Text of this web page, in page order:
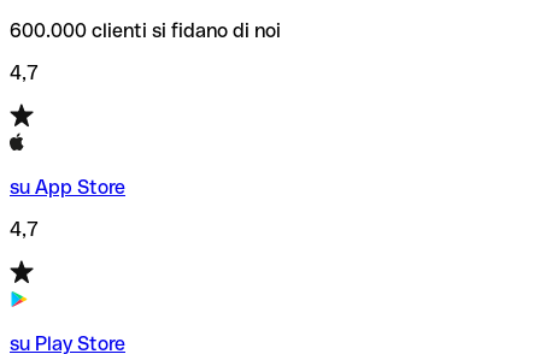
600.000 clienti si fidano di noi
4,7
su App Store
4,7
su Play Store